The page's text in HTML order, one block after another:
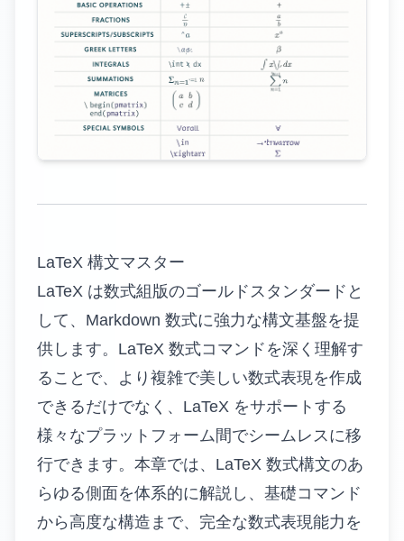
LaTeX 構文マスター
LaTeX は数式組版のゴールドスタンダードと
して、Markdown 数式に強力な構文基盤を提
供します。LaTeX 数式コマンドを深く理解す
ることで、より複雑で美しい数式表現を作成
できるだけでなく、LaTeX をサポートする
様々なプラットフォーム間でシームレスに移
行できます。本章では、LaTeX 数式構文のあ
らゆる側面を体系的に解説し、基礎コマンド
から高度な構造まで、完全な数式表現能力を